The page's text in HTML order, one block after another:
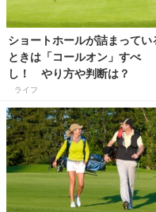
ショートホールが詰まってい
ときは「コールオン」すべ
し！ やり方や判断は？
ライフ